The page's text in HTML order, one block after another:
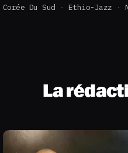
Corée Du Sud Ethio-Jazz
La